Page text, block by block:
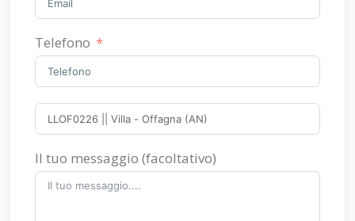
Telefono
Il tuo messaggio (facoltativo)